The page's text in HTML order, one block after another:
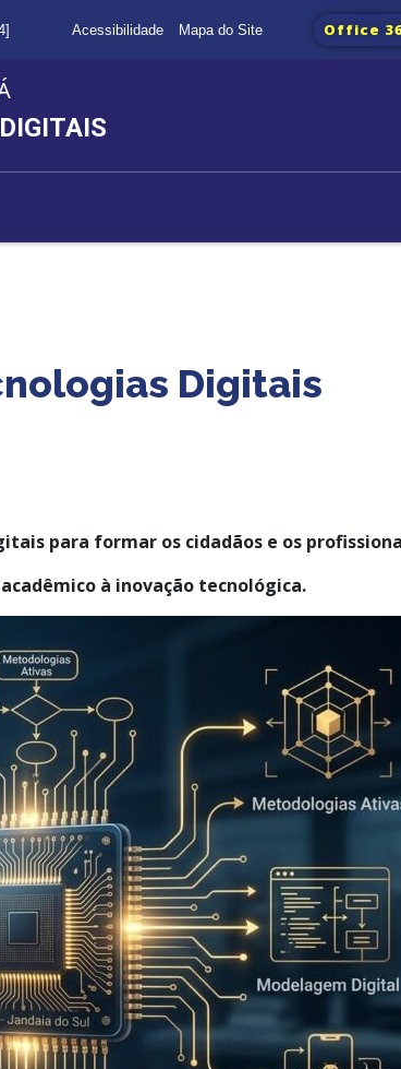
Acessibilidade Mapa do Site Office
Digitais
para formar os cidadãos e os
à inovação tecnológica.